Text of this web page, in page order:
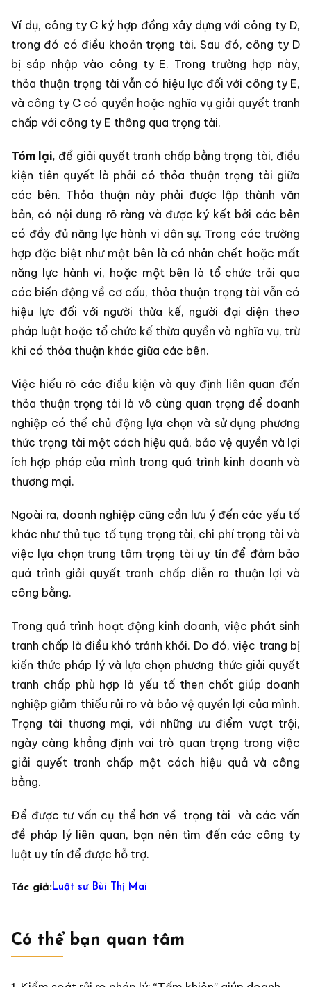
Ví dụ, công ty C ký hợp đồng xây dựng với công ty D,
trong đó có điều khoản trọng tài. Sau đó, công ty D
bị sáp nhập vào công ty E. Trong trường hợp này,
thỏa thuận trọng tài vẫn có hiệu lực đối với công ty E,
và công ty C có quyền hoặc nghĩa vụ giải quyết tranh
chấp với công ty E thông qua trọng tài.
Tóm lại, để giải quyết tranh chấp bằng trọng tài, điều
kiện tiên quyết là phải có thỏa thuận trọng tài giữa
các bên. Thỏa thuận này phải được lập thành văn
bản, có nội dung rõ ràng và được ký kết bởi các bên
có đầy đủ năng lực hành vi dân sự. Trong các trường
hợp đặc biệt như một bên là cá nhân chết hoặc mất
năng lực hành vi, hoặc một bên là tổ chức trải qua
các biến động về cơ cấu, thỏa thuận trọng tài vẫn có
hiệu lực đối với người thừa kế, người đại diện theo
pháp luật hoặc tổ chức kế thừa quyền và nghĩa vụ, trừ
khi có thỏa thuận khác giữa các bên.
Việc hiểu rõ các điều kiện và quy định liên quan đến
thỏa thuận trọng tài là vô cùng quan trọng để doanh
nghiệp có thể chủ động lựa chọn và sử dụng phương
thức trọng tài một cách hiệu quả, bảo vệ quyền và lợi
ích hợp pháp của mình trong quá trình kinh doanh và
thương mại.
Ngoài ra, doanh nghiệp cũng cần lưu ý đến các yếu tố
khác như thủ tục tố tụng trọng tài, chi phí trọng tài và
việc lựa chọn trung tâm trọng tài uy tín để đảm bảo
quá trình giải quyết tranh chấp diễn ra thuận lợi và
công bằng.
Trong quá trình hoạt động kinh doanh, việc phát sinh
tranh chấp là điều khó tránh khỏi. Do đó, việc trang bị
kiến thức pháp lý và lựa chọn phương thức giải quyết
tranh chấp phù hợp là yếu tố then chốt giúp doanh
nghiệp giảm thiểu rủi ro và bảo vệ quyền lợi của mình.
Trọng tài thương mại, với những ưu điểm vượt trội,
ngày càng khẳng định vai trò quan trọng trong việc
giải quyết tranh chấp một cách hiệu quả và công
bằng.
Để được tư vấn cụ thể hơn về trọng tài và các vấn
đề pháp lý liên quan, bạn nên tìm đến các công ty
luật uy tín để được hỗ trợ.
Tác giả:Luật sư Bùi Thị Mai
Có thể bạn quan tâm